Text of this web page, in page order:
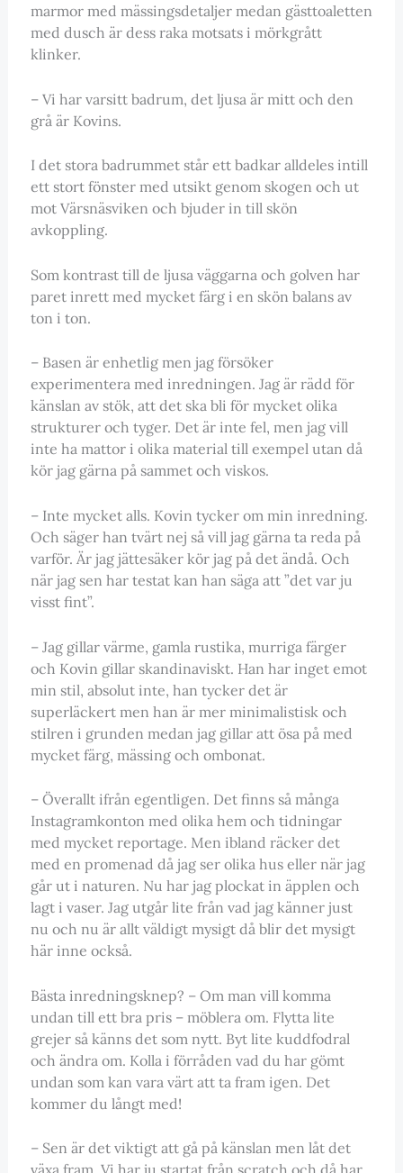
marmor med mässingsdetaljer medan gästtoaletten
med dusch är dess raka motsats i mörkgrått
klinker.
– Vi har varsitt badrum, det ljusa är mitt och den
grå är Kovins.
I det stora badrummet står ett badkar alldeles intill
ett stort fönster med utsikt genom skogen och ut
mot Värsnäsviken och bjuder in till skön
avkoppling.
Som kontrast till de ljusa väggarna och golven har
paret inrett med mycket färg i en skön balans av
ton i ton.
– Basen är enhetlig men jag försöker
experimentera med inredningen. Jag är rädd för
känslan av stök, att det ska bli för mycket olika
strukturer och tyger. Det är inte fel, men jag vill
inte ha mattor i olika material till exempel utan då
kör jag gärna på sammet och viskos.
– Inte mycket alls. Kovin tycker om min inredning.
Och säger han tvärt nej så vill jag gärna ta reda på
varför. Är jag jättesäker kör jag på det ändå. Och
när jag sen har testat kan han säga att ”det var ju
visst fint”.
– Jag gillar värme, gamla rustika, murriga färger
och Kovin gillar skandinaviskt. Han har inget emot
min stil, absolut inte, han tycker det är
superläckert men han är mer minimalistisk och
stilren i grunden medan jag gillar att ösa på med
mycket färg, mässing och ombonat.
– Överallt ifrån egentligen. Det finns så många
Instagramkonton med olika hem och tidningar
med mycket reportage. Men ibland räcker det
med en promenad då jag ser olika hus eller när jag
går ut i naturen. Nu har jag plockat in äpplen och
lagt i vaser. Jag utgår lite från vad jag känner just
nu och nu är allt väldigt mysigt då blir det mysigt
här inne också.
Bästa inredningsknep? – Om man vill komma
undan till ett bra pris – möblera om. Flytta lite
grejer så känns det som nytt. Byt lite kuddfodral
och ändra om. Kolla i förråden vad du har gömt
undan som kan vara värt att ta fram igen. Det
kommer du långt med!
– Sen är det viktigt att gå på känslan men låt det